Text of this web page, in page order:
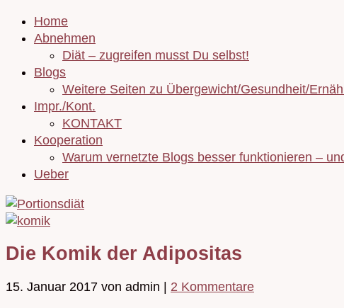
Home
Abnehmen
Diät – zugreifen musst Du selbst!
Blogs
Weitere Seiten zu Übergewicht/Gesundheit/
Impr./Kont.
KONTAKT
Kooperation
Warum vernetzte Blogs besser funktionieren –
Ueber
Die Komik der Adipositas
15. Januar 2017 von admin | 2 Kommentare